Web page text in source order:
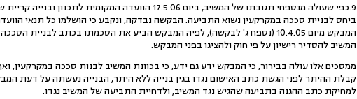
9.כפי שעולה מנספחי תגובתו של המשיב, ביום 17.5.06
ביחס לבניית סככה במקרקעין נשוא התביעה. הבקשה נבדקה, ונקבע כי הושלמו כל תנאי
המבקש מיום 10.4.05 (נספח ג' לבקשה), לפיה המבקש הביע את הסכמתו בכתב
המשיב להסדיר רישיון על פי חוק ולהציגו בפני המבקש.
ממסכים אלו עולה בבירור, כי המבקש ידע גם ידע, כי בכוונת המשיב לבנות סככה
קבלת ההיתר לפני הגשת כתב האישום נגדו בגין בנייה ללא היתר, הבנייה נעשתה על דעת
למחיקת כתב ההגנה בתביעה שהגיש נגד המשיב, ולדחיית התביעה של המשיב נגדו.